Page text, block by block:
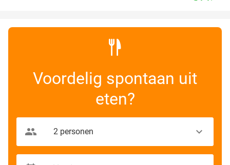
Voordelig spontaan uit
eten?